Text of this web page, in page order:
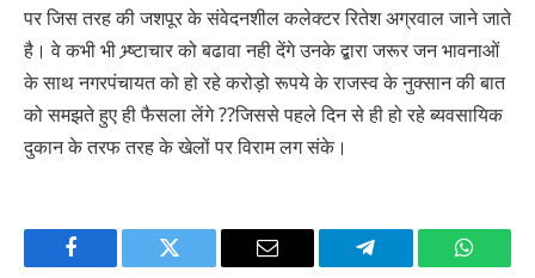
पर जिस तरह की जशपूर के संवेदनशील कलेक्टर रितेश अग्रवाल जाने जाते
है। वे कभी भी भ्र्ष्टाचार को बढावा नही देंगे उनके द्बारा जरूर जन भावनाओं
के साथ नगरपंचायत को हो रहे करोड़ो रूपये के राजस्व के नुक्सान की बात
को समझते हुए ही फैसला लेंगे ??जिससे पहले दिन से ही हो रहे ब्यवसायिक
दुकान के तरफ तरह के खेलों पर विराम लग संके।
Facebook Twitter Email Telegram